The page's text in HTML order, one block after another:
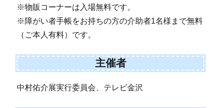
※物販コーナーは入場無料です。
※障がい者手帳をお持ちの方の介助者1名様まで無料
（ご本人有料）です。
主催者
中村佑介展実行委員会、テレビ金沢